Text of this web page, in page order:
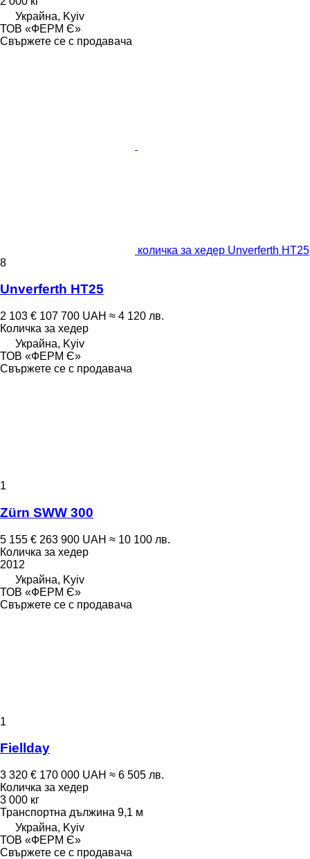
Украйна, Kyiv
ТОВ «ФЕРМ Є»
Свържете се с продавача
количка за хедер Unverferth НТ25
8
Unverferth НТ25
2 103 € 107 700 UAH ≈ 4 120 лв.
Количка за хедер
Украйна, Kyiv
ТОВ «ФЕРМ Є»
Свържете се с продавача
1
Zürn SWW 300
5 155 € 263 900 UAH ≈ 10 100 лв.
Количка за хедер
2012
Украйна, Kyiv
ТОВ «ФЕРМ Є»
Свържете се с продавача
1
Fiellday
3 320 € 170 000 UAH ≈ 6 505 лв.
Количка за хедер
3 000 кг
Транспортна дължина 9,1 м
Украйна, Kyiv
ТОВ «ФЕРМ Є»
Свържете се с продавача